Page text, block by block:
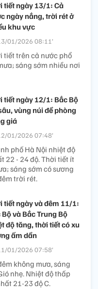
tiết ngày 13/1: Cả
ngày nắng, trời rét ở
khu vực
01/2026 08:11’
tiết trên cả nước phổ
sáng sớm nhiều nơi
tiết ngày 12/1: Bắc Bộ
vùng núi đề phòng
giá
01/2026 07:48’
phố Hà Nội nhiệt độ
22 - 24 độ. Thời tiết ít
sáng sớm có sương
trời rét.
tiết ngày và đêm 11/1:
Bộ và Bắc Trung Bộ
độ tăng, thời tiết có xu
ấm dần
01/2026 07:58’
không mưa, sáng
nhẹ. Nhiệt độ thấp
21-23 độ C.